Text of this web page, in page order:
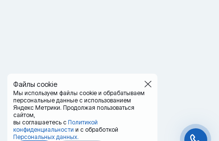
Файлы cookie
Мы используем файлы cookie и обрабатываем
персональные данные с использованием
Яндекс Метрики. Продолжая пользоваться
сайтом,
вы соглашаетесь с Политикой
конфиденциальности и с обработкой
Персональных данных.